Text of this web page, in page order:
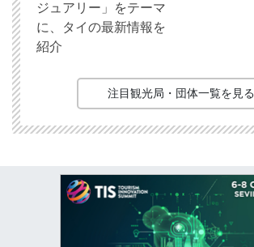
ジュアリー」をテーマ
に、タイの最新情報を
紹介
注目観光局・団体一覧を見る